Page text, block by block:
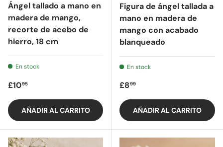
Ángel tallado a mano en
madera de mango,
recorte de acebo de
hierro, 18 cm
En stock
Precio regular
£1095
AÑADIR AL CARRITO
Figura de ángel tallada a
mano en madera de
mango con acabado
blanqueado
En stock
Precio regular
£899
AÑADIR AL CARRITO